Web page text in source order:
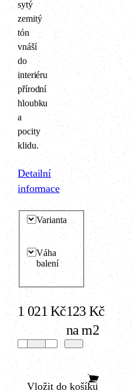
sytý
zemitý
tón
vnáší
do
interiéru
přírodní
hloubku
a
pocity
klidu.
Detailní
informace
Varianta
Váha
balení
1 021 Kč123 Kč
na m2
Vložit do košíku